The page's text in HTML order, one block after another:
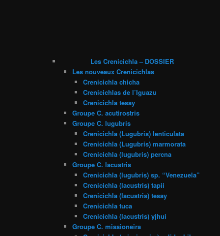
Les Crenicichla – DOSSIER
Les nouveaux Crenicichlas
Crenicichla chicha
Crenicichlas de l’Iguazu
Crenicichla tesay
Groupe C. acutirostris
Groupe C. lugubris
Crenicichla (Lugubris) lenticulata
Crenicichla (Lugubris) marmorata
Crenicichla (lugubris) percna
Groupe C. lacustris
Crenicichla (lugubris) sp. “Venezuela”
Crenicichla (lacustris) tapii
Crenicichla (lacustris) tesay
Crenicichla tuca
Crenicichla (lacustris) yjhui
Groupe C. missioneira